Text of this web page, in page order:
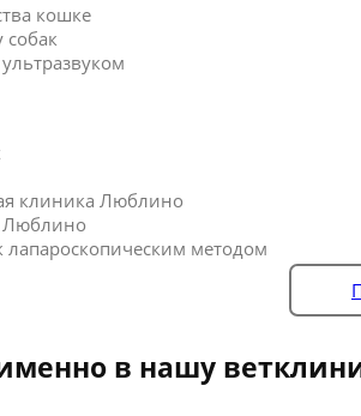
кошке
клиника Люблино
Люблино
лапароскопическим методом
в нашу